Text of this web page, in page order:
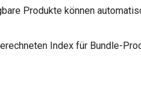
Produkte können
Index für Bundle-